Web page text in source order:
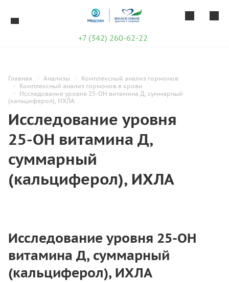
+7 (342) 260-62-22
Главная Анализы
Комплексный анализ гормонов
Комплексный анализ гормонов в крови
Исследование уровня 25-OH витамина Д, суммарный
(кальциферол), ИХЛА
Исследование уровня
25-OH витамина Д,
суммарный
(кальциферол), ИХЛА
Исследование уровня 25-OH
витамина Д, суммарный
(кальциферол), ИХЛА